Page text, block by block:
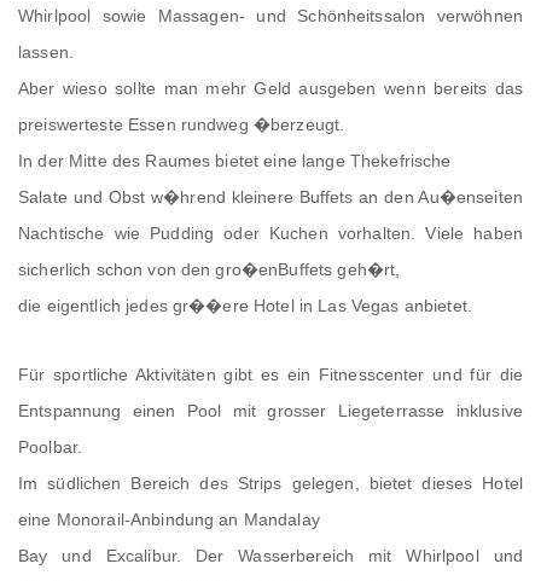
Whirlpool sowie Massagen- und Schönheitssalon verwöhnen
lassen.
Aber wieso sollte man mehr Geld ausgeben wenn bereits das
preiswerteste Essen rundweg �berzeugt.
In der Mitte des Raumes bietet eine lange Thekefrische
Salate und Obst w�hrend kleinere Buffets an den Au�enseiten
Nachtische wie Pudding oder Kuchen vorhalten. Viele haben
sicherlich schon von den gro�enBuffets geh�rt,
die eigentlich jedes gr��ere Hotel in Las Vegas anbietet.
Für sportliche Aktivitäten gibt es ein Fitnesscenter und für die
Entspannung einen Pool mit grosser Liegeterrasse inklusive
Poolbar.
Im südlichen Bereich des Strips gelegen, bietet dieses Hotel
eine Monorail-Anbindung an Mandalay
Bay und Excalibur. Der Wasserbereich mit Whirlpool und